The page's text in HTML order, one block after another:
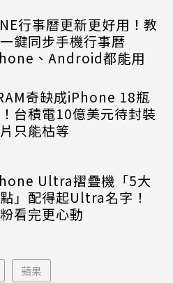
行事曆更新更好用！教
鍵同步手機行事曆
、Android都能用
奇缺成iPhone 18瓶
台積電10億美元待封裝
只能枯等
Ultra摺疊機「5大
」配得起Ultra名字！
看完更心動
蘋果